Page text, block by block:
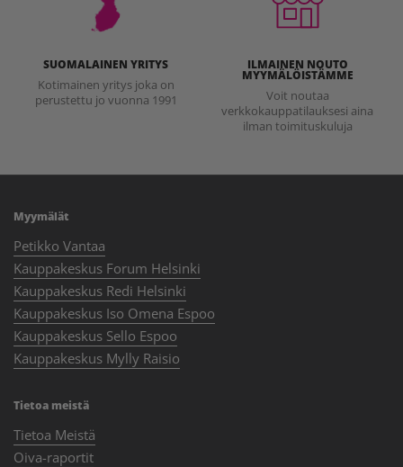
SUOMALAINEN YRITYS
Kotimainen yritys joka on
perustettu jo vuonna 1991
ILMAINEN NOUTO
MYYMÄLÖISTÄMME
Voit noutaa
verkkokauppatilauksesi aina
ilman toimituskuluja
Myymälät
Petikko Vantaa
Kauppakeskus Forum Helsinki
Kauppakeskus Redi Helsinki
Kauppakeskus Iso Omena Espoo
Kauppakeskus Sello Espoo
Kauppakeskus Mylly Raisio
Tietoa meistä
Tietoa Meistä
Oiva-raportit